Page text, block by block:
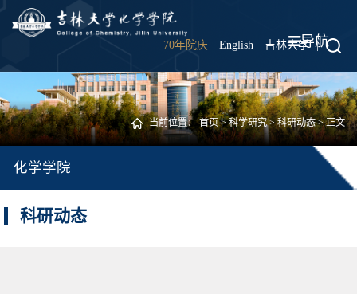
70年院庆 English 吉林大学 |
导航
当前位置：首页>科学研究>科研动态> 正文
化学学院
科研动态